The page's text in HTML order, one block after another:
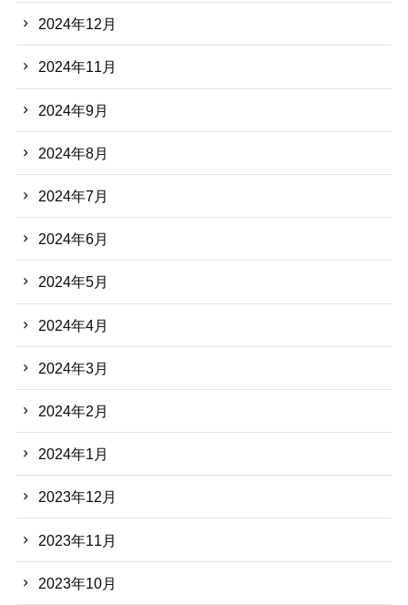
2024年12月
2024年11月
2024年9月
2024年8月
2024年7月
2024年6月
2024年5月
2024年4月
2024年3月
2024年2月
2024年1月
2023年12月
2023年11月
2023年10月